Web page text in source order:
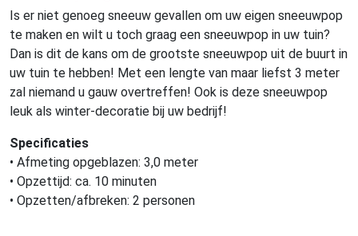
Is er niet genoeg sneeuw gevallen om uw eigen sneeuwpop
te maken en wilt u toch graag een sneeuwpop in uw tuin?
Dan is dit de kans om de grootste sneeuwpop uit de buurt in
uw tuin te hebben! Met een lengte van maar liefst 3 meter
zal niemand u gauw overtreffen! Ook is deze sneeuwpop
leuk als winter-decoratie bij uw bedrijf!
Specificaties
• Afmeting opgeblazen: 3,0 meter
• Opzettijd: ca. 10 minuten
• Opzetten/afbreken: 2 personen